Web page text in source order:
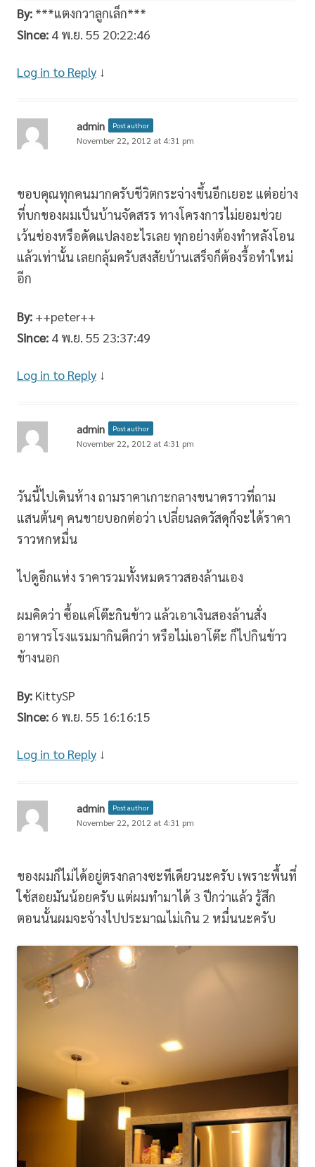
By: ***แตงกวาลูกเล็ก***
Since: 4 พ.ย. 55 20:22:46
Log in to Reply ↓
admin Post author
November 22, 2012 at 4:31 pm
ขอบคุณทุกคนมากครับชีวิตกระจ่างขึ้นอีกเยอะ แต่อย่าง
ที่บกของผมเป็นบ้านจัดสรร ทางโครงการไม่ยอมช่วย
เว้นช่องหรือดัดแปลงอะไรเลย ทุกอย่างต้องทำหลังโอน
แล้วเท่านั้น เลยกลุ้มครับสงสัยบ้านเสร็จก็ต้องรื้อทำใหม่
อีก
By: ++peter++
Since: 4 พ.ย. 55 23:37:49
Log in to Reply ↓
admin Post author
November 22, 2012 at 4:31 pm
วันนี้ไปเดินห้าง ถามราคาเกาะกลางขนาดราวที่ถาม
แสนต้นๆ คนขายบอกต่อว่า เปลี่ยนลดวัสดุก็จะได้ราคา
ราวหกหมื่น
ไปดูอีกแห่ง ราคารวมทั้งหมดราวสองล้านเอง
ผมคิดว่า ซื้อแค่โต๊ะกินข้าว แล้วเอาเงินสองล้านสั่ง
อาหารโรงแรมมากินดีกว่า หรือไม่เอาโต๊ะ ก็ไปกินข้าว
ข้างนอก
By: KittySP
Since: 6 พ.ย. 55 16:16:15
Log in to Reply ↓
admin Post author
November 22, 2012 at 4:31 pm
ของผมก็ไม่ได้อยู่ตรงกลางซะทีเดียวนะครับ เพราะพื้นที่
ใช้สอยมันน้อยครับ แต่ผมทำมาได้ 3 ปีกว่าแล้ว รู้สึก
ตอนนั้นผมจะจ้างไปประมาณไม่เกิน 2 หมื่นนะครับ